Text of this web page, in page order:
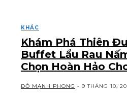
KHÁC
Khám Phá Thiên
Buffet Lẩu Rau
Chọn Hoàn Hảo
ĐỖ MẠNH PHONG - 9 THÁNG 10,